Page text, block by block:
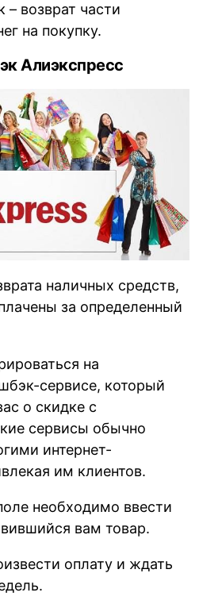
– возврат части
на покупку.
Алиэкспресс
наличных средств,
за определенный
на
сервисе, который
о скидке с
сервисы обычно
интернет-
им клиентов.
необходимо ввести
вам товар.
оплату и ждать